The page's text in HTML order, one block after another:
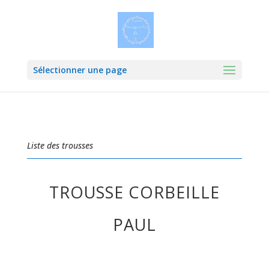
Sélectionner une page
Liste des trousses
TROUSSE CORBEILLE
PAUL